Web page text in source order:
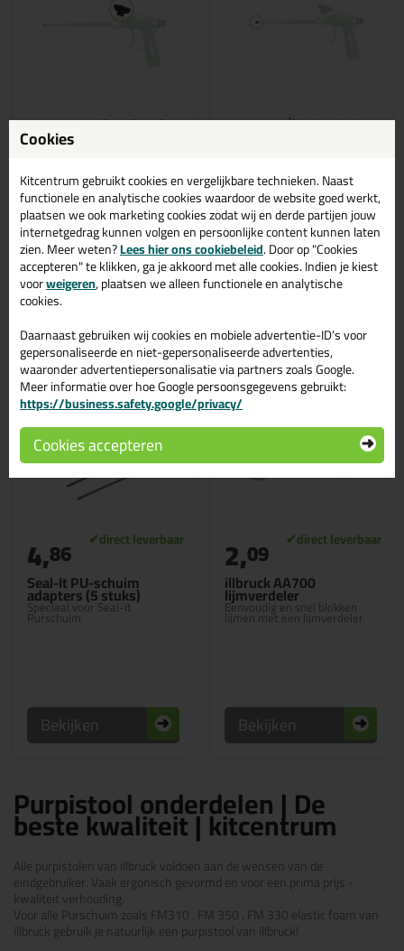
25,99
Bekijken
Losse vervang Nozzle!
Seal-It PU-schuim
adapters (5 stuks)
Speciaal voor Seal-it
Purschuim
4,86
Bekijken
illbruck AA700
lijmverdeler
Eenvoudig en snel blokken
lijmen met een lijmverdeler
2,09
Bekijken
Purpistool onderdelen | De
beste kwaliteit | kitcentrum
Alle purpistolen van illbruck voldoen aan de wensen van de
eindgebruiker. Vaak ergonisch gevormd en voor een prima prijs -
kwaliteit verhouding.
Voor alle Purschuim zoals FM310 , FM 350 , FM 330 elastic foam van
illbruck gebruik je natuurlijk een purpistool van illbruck!
Cookies
Kitcentrum gebruikt cookies en vergelijkbare technieken. Naast
functionele en analytische cookies waardoor de website goed werkt,
plaatsen we ook marketing cookies zodat wij en derde partijen jouw
internetgedrag kunnen volgen en persoonlijke content kunnen laten
zien. Meer weten?Lees hier ons cookiebeleid. Door op "Cookies
accepteren" te klikken, ga je akkoord met alle cookies. Indien je kiest
voorweigeren, plaatsen we alleen functionele en analytische
cookies.
Daarnaast gebruiken wij cookies en mobiele advertentie-ID’s voor
gepersonaliseerde en niet-gepersonaliseerde advertenties,
waaronder advertentiepersonalisatie via partners zoals Google.
Meer informatie over hoe Google persoonsgegevens gebruikt:
https://business.safety.google/privacy/
Cookies accepteren